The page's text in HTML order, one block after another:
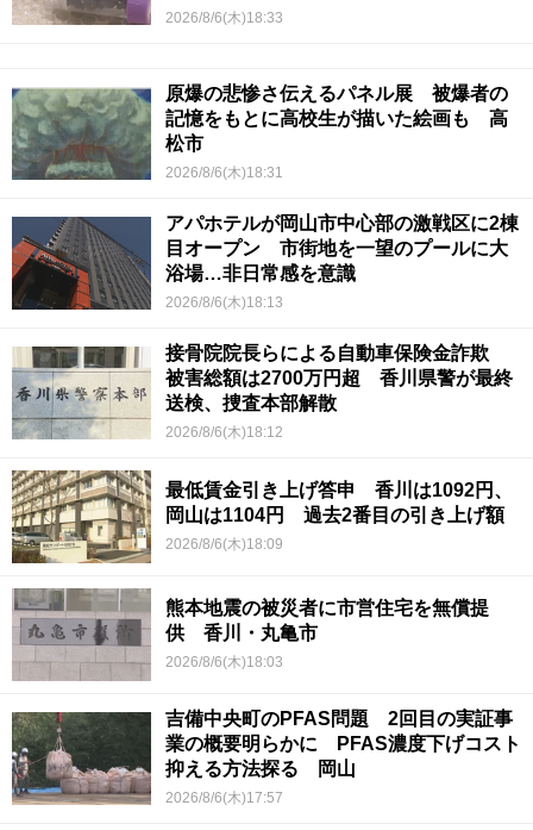
2026/8/6(木)18:33
原爆の悲惨さ伝えるパネル展 被爆者の
記憶をもとに高校生が描いた絵画も 高
松市
2026/8/6(木)18:31
アパホテルが岡山市中心部の激戦区に2棟
目オープン 市街地を一望のプールに大
浴場…非日常感を意識
2026/8/6(木)18:13
接骨院院長らによる自動車保険金詐欺
被害総額は2700万円超 香川県警が最終
送検、捜査本部解散
2026/8/6(木)18:12
最低賃金引き上げ答申 香川は1092円、
岡山は1104円 過去2番目の引き上げ額
2026/8/6(木)18:09
熊本地震の被災者に市営住宅を無償提
供 香川・丸亀市
2026/8/6(木)18:03
吉備中央町のPFAS問題 2回目の実証事
業の概要明らかに PFAS濃度下げコスト
抑える方法探る 岡山
2026/8/6(木)17:57